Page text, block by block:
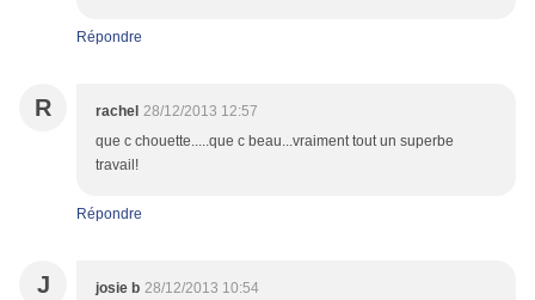
Répondre
R rachel 28/12/2013 12:57
que c chouette.....que c beau...vraiment tout un superbe
travail!
Répondre
J josie b 28/12/2013 10:54